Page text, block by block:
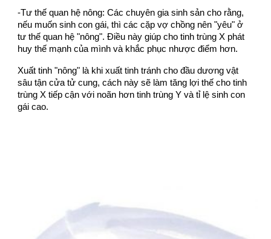
-Tư thế quan hệ nông: Các chuyên gia sinh sản cho rằng,
nếu muốn sinh con gái, thì các cặp vợ chồng nên "yêu" ở
tư thế quan hệ "nông". Điều này giúp cho tinh trùng X phát
huy thế mạnh của mình và khắc phục nhược điểm hơn.
Xuất tinh "nông" là khi xuất tinh tránh cho đầu dương vật
sâu tận cửa tử cung, cách này sẽ làm tăng lợi thế cho tinh
trùng X tiếp cận với noãn hơn tinh trùng Y và tỉ lệ sinh con
gái cao.